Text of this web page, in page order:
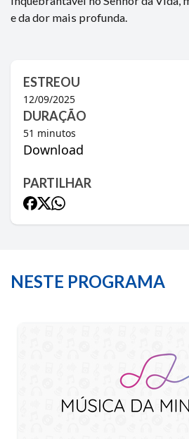
e da dor mais profunda.
ESTREOU
12/09/2025
DURAÇÃO
51 minutos
Download
PARTILHAR
NESTE PROGRAMA